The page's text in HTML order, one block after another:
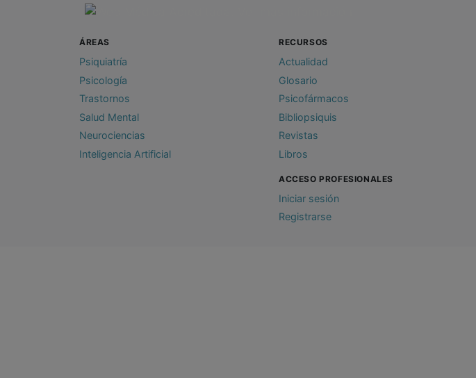
ÁREAS
Psiquiatría
Psicología
Trastornos
Salud Mental
Neurociencias
Inteligencia Artificial
RECURSOS
Actualidad
Glosario
Psicofármacos
Bibliopsiquis
Revistas
Libros
ACCESO PROFESIONALES
Iniciar sesión
Registrarse